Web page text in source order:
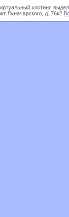
хостинг,
Луначарского, д. 76к2